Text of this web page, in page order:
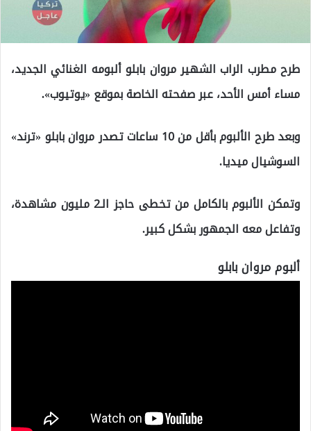
طرح مطرب الراب الشهير مروان بابلو ألبومه الغنائي الجديد،
مساء أمس الأحد، عبر صفحته الخاصة بموقع «يوتيوب».
وبعد طرح الألبوم بأقل من 10 ساعات تصدر مروان بابلو «ترند»
السوشيال ميديا.
وتمكن الألبوم بالكامل من تخطى حاجز الـ2 مليون مشاهدة،
وتفاعل معه الجمهور بشكل كبير.
ألبوم مروان بابلو